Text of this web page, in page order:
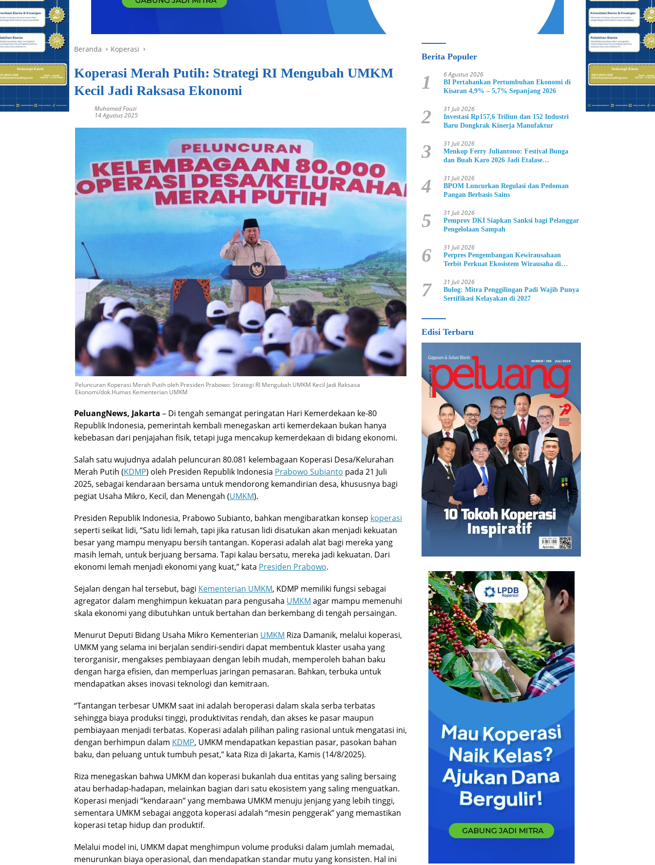
Beranda Koperasi
Koperasi Merah Putih: Strategi RI Mengubah UMKM
Kecil Jadi Raksasa Ekonomi
Muhamad Fauzi
14 Agustus 2025
Peluncuran Koperasi Merah Putih oleh Presiden Prabowo: Strategi RI Mengubah UMKM Kecil Jadi Raksasa
Ekonomi/dok.Humas Kementerian UMKM
PeluangNews, Jakarta – Di tengah semangat peringatan Hari Kemerdekaan ke-80
Republik Indonesia, pemerintah kembali menegaskan arti kemerdekaan bukan hanya
kebebasan dari penjajahan fisik, tetapi juga mencakup kemerdekaan di bidang ekonomi.
Salah satu wujudnya adalah peluncuran 80.081 kelembagaan Koperasi Desa/Kelurahan
Merah Putih (KDMP) oleh Presiden Republik Indonesia Prabowo Subianto pada 21 Juli
2025, sebagai kendaraan bersama untuk mendorong kemandirian desa, khususnya bagi
pegiat Usaha Mikro, Kecil, dan Menengah (UMKM).
Presiden Republik Indonesia, Prabowo Subianto, bahkan mengibaratkan konsep koperasi
seperti seikat lidi, “Satu lidi lemah, tapi jika ratusan lidi disatukan akan menjadi kekuatan
besar yang mampu menyapu bersih tantangan. Koperasi adalah alat bagi mereka yang
masih lemah, untuk berjuang bersama. Tapi kalau bersatu, mereka jadi kekuatan. Dari
ekonomi lemah menjadi ekonomi yang kuat,” kata Presiden Prabowo.
Sejalan dengan hal tersebut, bagi Kementerian UMKM, KDMP memiliki fungsi sebagai
agregator dalam menghimpun kekuatan para pengusaha UMKM agar mampu memenuhi
skala ekonomi yang dibutuhkan untuk bertahan dan berkembang di tengah persaingan.
Menurut Deputi Bidang Usaha Mikro Kementerian UMKM Riza Damanik, melalui koperasi,
UMKM yang selama ini berjalan sendiri-sendiri dapat membentuk klaster usaha yang
terorganisir, mengakses pembiayaan dengan lebih mudah, memperoleh bahan baku
dengan harga efisien, dan memperluas jaringan pemasaran. Bahkan, terbuka untuk
mendapatkan akses inovasi teknologi dan kemitraan.
“Tantangan terbesar UMKM saat ini adalah beroperasi dalam skala serba terbatas
sehingga biaya produksi tinggi, produktivitas rendah, dan akses ke pasar maupun
pembiayaan menjadi terbatas. Koperasi adalah pilihan paling rasional untuk mengatasi ini,
dengan berhimpun dalam KDMP, UMKM mendapatkan kepastian pasar, pasokan bahan
baku, dan peluang untuk tumbuh pesat,” kata Riza di Jakarta, Kamis (14/8/2025).
Riza menegaskan bahwa UMKM dan koperasi bukanlah dua entitas yang saling bersaing
atau berhadap-hadapan, melainkan bagian dari satu ekosistem yang saling menguatkan.
Koperasi menjadi “kendaraan” yang membawa UMKM menuju jenjang yang lebih tinggi,
sementara UMKM sebagai anggota koperasi adalah “mesin penggerak” yang memastikan
koperasi tetap hidup dan produktif.
Melalui model ini, UMKM dapat menghimpun volume produksi dalam jumlah memadai,
menurunkan biaya operasional, dan mendapatkan standar mutu yang konsisten. Hal ini
Berita Populer
1 6 Agustus 2026
BI Pertahankan Pertumbuhan Ekonomi di
Kisaran 4,9% – 5,7% Sepanjang 2026
2 31 Juli 2026
Investasi Rp157,6 Triliun dan 152 Industri
Baru Dongkrak Kinerja Manufaktur
3 31 Juli 2026
Menkop Ferry Juliantono: Festival Bunga
dan Buah Karo 2026 Jadi Etalase
4 31 Juli 2026
BPOM Luncurkan Regulasi dan Pedoman
Pangan Berbasis Sains
5 31 Juli 2026
Pemprov DKI Siapkan Sanksi bagi Pelanggar
Pengelolaan Sampah
6 31 Juli 2026
Perpres Pengembangan Kewirausahaan
Terbit Perkuat Ekosistem Wirausaha di
7 31 Juli 2026
Bulog: Mitra Penggilingan Padi Wajib Punya
Sertifikasi Kelayakan di 2027
Edisi Terbaru